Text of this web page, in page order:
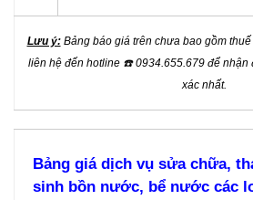
Lưu ý:Bảng báo giá trên chưa bao gồm
liên hệ đến hotline ☎️0934.655.679 để nhận
xác nhất.
Bảng giá dịch vụ sửa chữa,
sinh bồn nước, bể nước các